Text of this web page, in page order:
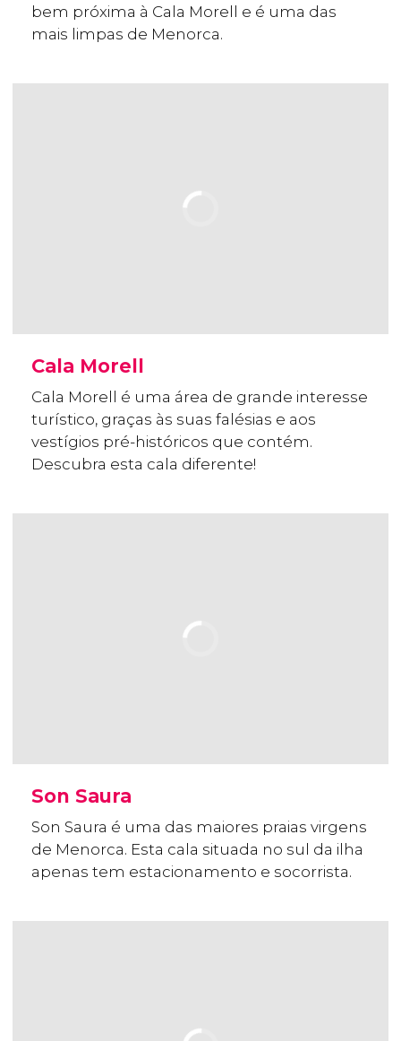
bem próxima à Cala Morell e é uma das
mais limpas de Menorca.
Cala Morell
Cala Morell é uma área de grande interesse
turístico, graças às suas falésias e aos
vestígios pré-históricos que contém.
Descubra esta cala diferente!
Son Saura
Son Saura é uma das maiores praias virgens
de Menorca. Esta cala situada no sul da ilha
apenas tem estacionamento e socorrista.